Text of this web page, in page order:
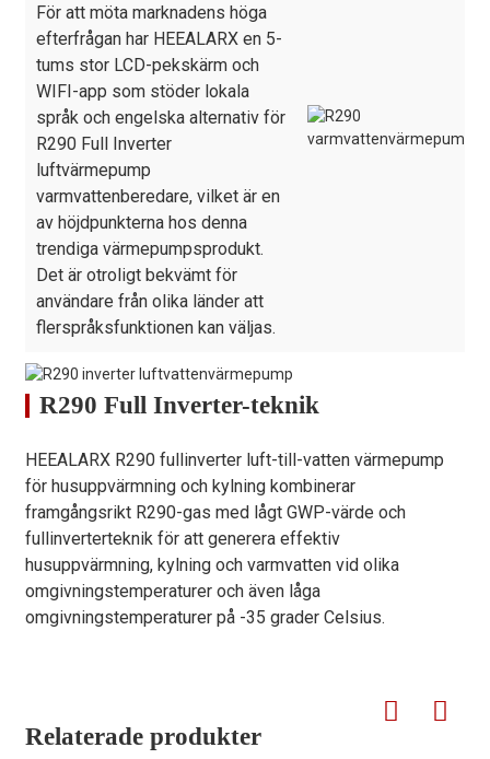
För att möta marknadens höga
efterfrågan har HEEALARX en 5-
tums stor LCD-pekskärm och
WIFI-app som stöder lokala
språk och engelska alternativ för
R290 Full Inverter
luftvärmepump
varmvattenberedare, vilket är en
av höjdpunkterna hos denna
trendiga värmepumpsprodukt.
Det är otroligt bekvämt för
användare från olika länder att
flerspråksfunktionen kan väljas.
R290 Full Inverter-teknik
HEEALARX R290 fullinverter luft-till-vatten värmepump
för husuppvärmning och kylning kombinerar
framgångsrikt R290-gas med lågt GWP-värde och
fullinverterteknik för att generera effektiv
husuppvärmning, kylning och varmvatten vid olika
omgivningstemperaturer och även låga
omgivningstemperaturer på -35 grader Celsius.
Relaterade produkter